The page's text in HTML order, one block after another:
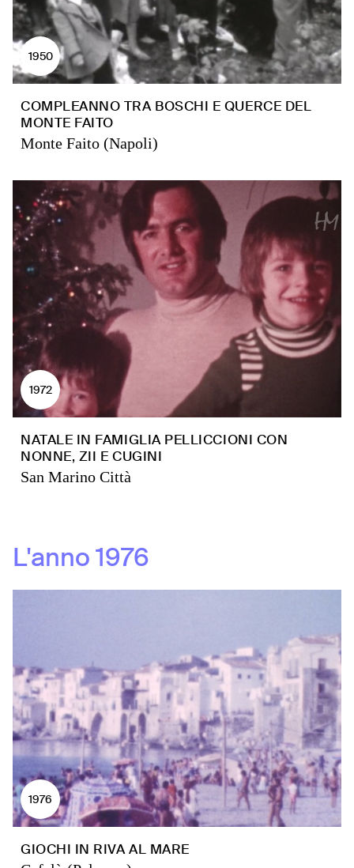
1950
COMPLEANNO TRA BOSCHI E QUERCE DEL
MONTE FAITO
Monte Faito (Napoli)
1972
NATALE IN FAMIGLIA PELLICCIONI CON
NONNE, ZII E CUGINI
San Marino Città
L'anno1976
1976
GIOCHI IN RIVA AL MARE